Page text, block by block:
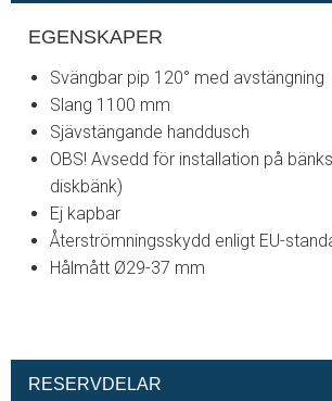
EGENSKAPER
Svängbar pip 120° med avstängning
Slang 1100 mm
Sjävstängande handdusch
OBS! Avsedd för installation på
diskbänk)
Ej kapbar
Återströmningsskydd enligt EU-
Hålmått Ø29-37 mm
RESERVDELAR